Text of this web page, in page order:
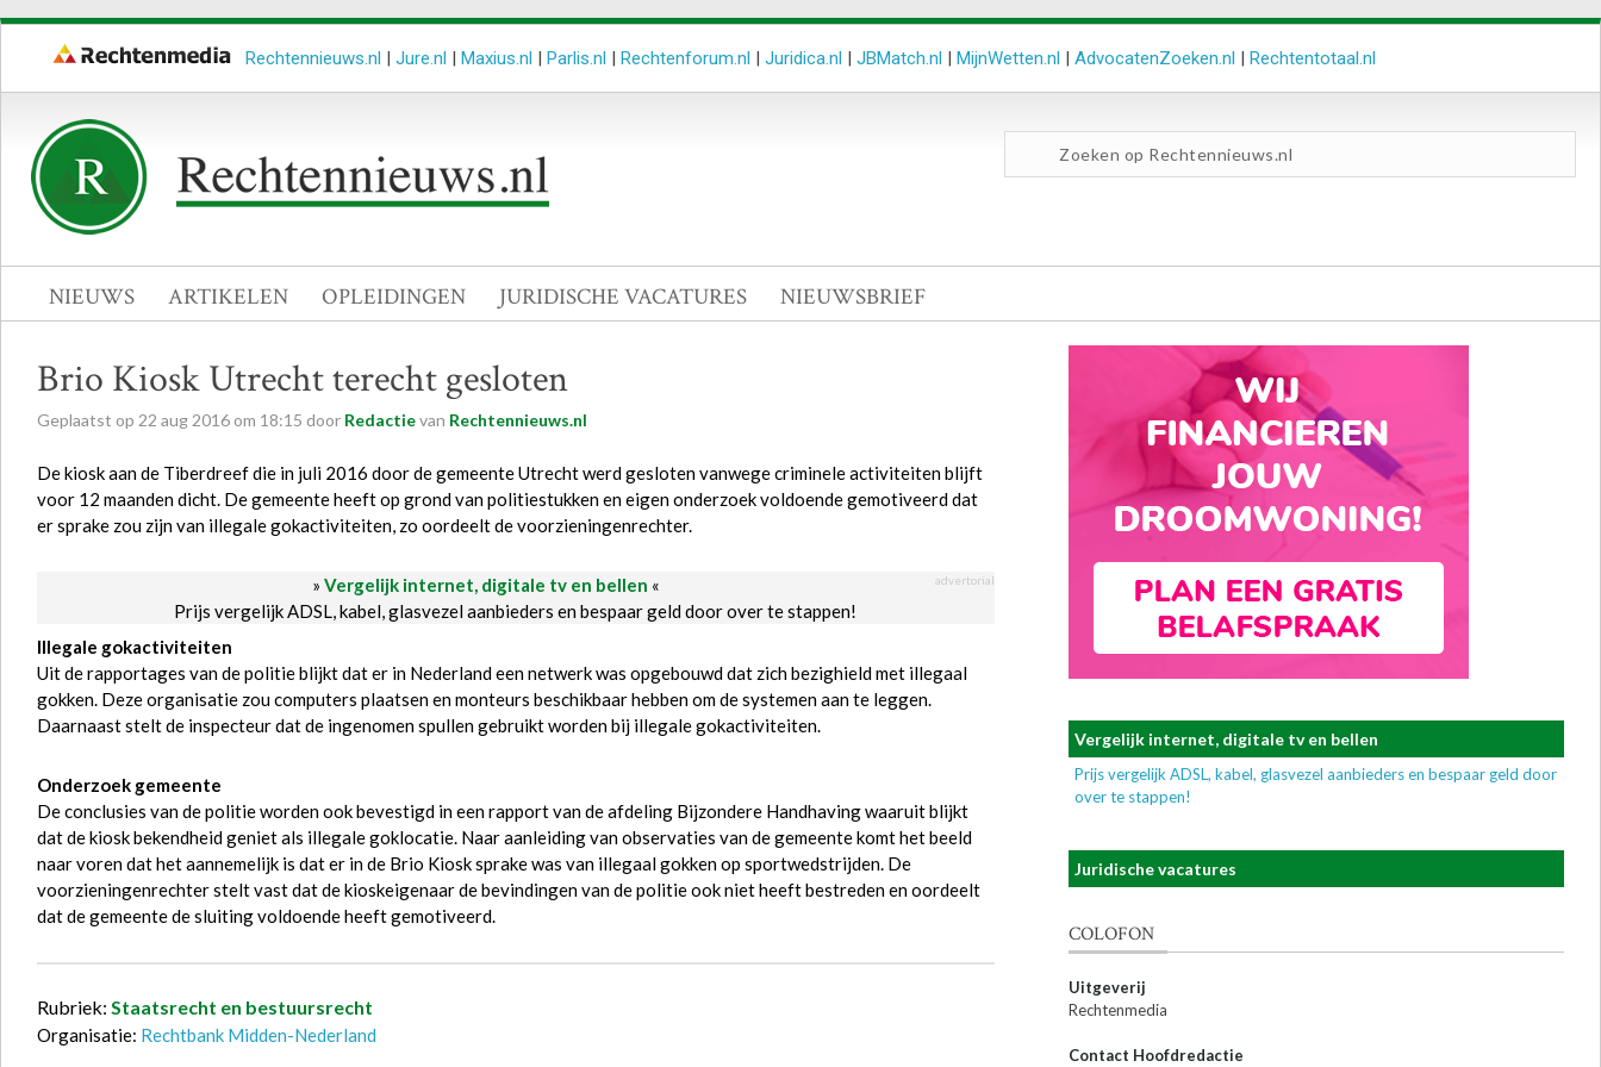
Rechtennieuws.nl | Jure.nl | Maxius.nl | Parlis.nl | Rechtenforum.nl | Juridica.nl | JBMatch.nl | MijnWetten.nl | AdvocatenZoeken.nl | Rechtentotaal.nl
NIEUWS ARTIKELEN OPLEIDINGEN JURIDISCHE VACATURES NIEUWSBRIEF
Brio Kiosk Utrecht terecht gesloten
Geplaatst op 22 aug 2016 om 18:15 door Redactievan Rechtennieuws.nl
De kiosk aan de Tiberdreef die in juli 2016 door de gemeente Utrecht werd gesloten vanwege criminele activiteiten blijft
voor 12 maanden dicht. De gemeente heeft op grond van politiestukken en eigen onderzoek voldoende gemotiveerd dat
er sprake zou zijn van illegale gokactiviteiten, zo oordeelt de voorzieningenrechter.
» Vergelijk internet, digitale tv en bellen « advertorial
Prijs vergelijk ADSL, kabel, glasvezel aanbieders en bespaar geld door over te stappen!
Illegale gokactiviteiten
Uit de rapportages van de politie blijkt dat er in Nederland een netwerk was opgebouwd dat zich bezighield met illegaal
gokken. Deze organisatie zou computers plaatsen en monteurs beschikbaar hebben om de systemen aan te leggen.
Daarnaast stelt de inspecteur dat de ingenomen spullen gebruikt worden bij illegale gokactiviteiten.
Onderzoek gemeente
De conclusies van de politie worden ook bevestigd in een rapport van de afdeling Bijzondere Handhaving waaruit blijkt
dat de kiosk bekendheid geniet als illegale goklocatie. Naar aanleiding van observaties van de gemeente komt het beeld
naar voren dat het aannemelijk is dat er in de Brio Kiosk sprake was van illegaal gokken op sportwedstrijden. De
voorzieningenrechter stelt vast dat de kioskeigenaar de bevindingen van de politie ook niet heeft bestreden en oordeelt
dat de gemeente de sluiting voldoende heeft gemotiveerd.
Rubriek: Staatsrecht en bestuursrecht
Organisatie: Rechtbank Midden-Nederland
Vergelijk internet, digitale tv en bellen
Prijs vergelijk ADSL, kabel, glasvezel aanbieders en bespaar geld door
over te stappen!
Juridische vacatures
COLOFON
Uitgeverij
Rechtenmedia
Contact Hoofdredactie